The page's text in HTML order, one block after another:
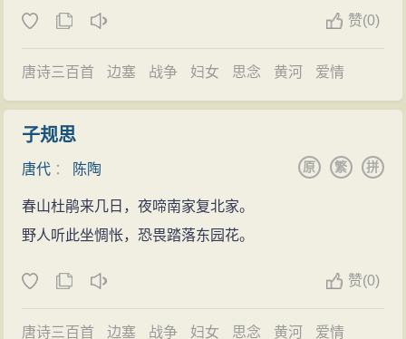
赞(0)
唐诗三百首 边塞 战争 妇女 思念 黄河 爱情
子规思
唐代 ： 陈陶 拼
繁
原
春山杜鹃来几日，夜啼南家复北家。
野人听此坐惆怅，恐畏踏落东园花。
赞(0)
唐诗三百首 边塞 战争 妇女 思念 黄河 爱情